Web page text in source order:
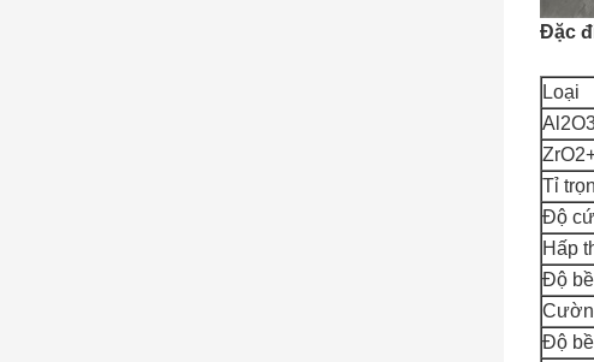
Đặc
Loại
Tỉ
Độ
Hấp
Độ
Độ